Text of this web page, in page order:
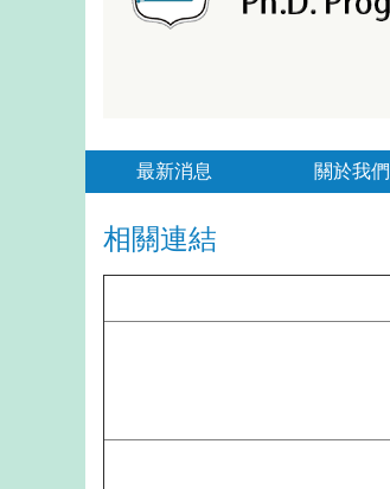
最新消息 關於我們
相關連結